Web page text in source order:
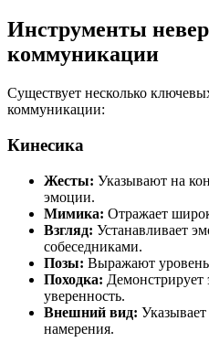
Инструменты
коммуникации
Существует несколько
коммуникации:
Кинесика
Жесты: Указывают на
эмоции.
Мимика: Отражает
Взгляд: Устанавливает
собеседниками.
Позы: Выражают
Походка: Демонстрирует
уверенность.
Внешний вид:
намерения.